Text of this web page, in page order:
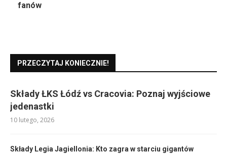
fanów
PRZECZYTAJ KONIECZNIE!
Składy ŁKS Łódź vs Cracovia: Poznaj wyjściowe
jedenastki
10 lutego, 2026
Składy Legia Jagiellonia: Kto zagra w starciu gigantów